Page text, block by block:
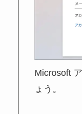
Microsoft
ょう。